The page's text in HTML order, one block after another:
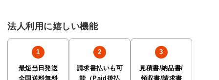
法人利用に嬉しい機能
最短当日発送
全国送料無料
請求書払いも可
能（Paid後払
見積書/納品書/
領収書/請求書